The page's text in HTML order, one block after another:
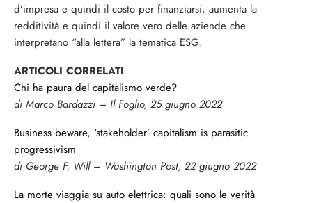
d’impresa e quindi il costo per finanziarsi, aumenta la
redditività e quindi il valore vero delle aziende che
interpretano “alla lettera” la tematica ESG.
ARTICOLI CORRELATI
Chi ha paura del capitalismo verde?
di Marco Bardazzi – Il Foglio, 25 giugno 2022
Business beware, ‘stakeholder’ capitalism is parasitic
progressivism
di George F. Will – Washington Post, 22 giugno 2022
La morte viaggia su auto elettrica: quali sono le verità